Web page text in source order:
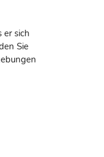
er sich
Sie